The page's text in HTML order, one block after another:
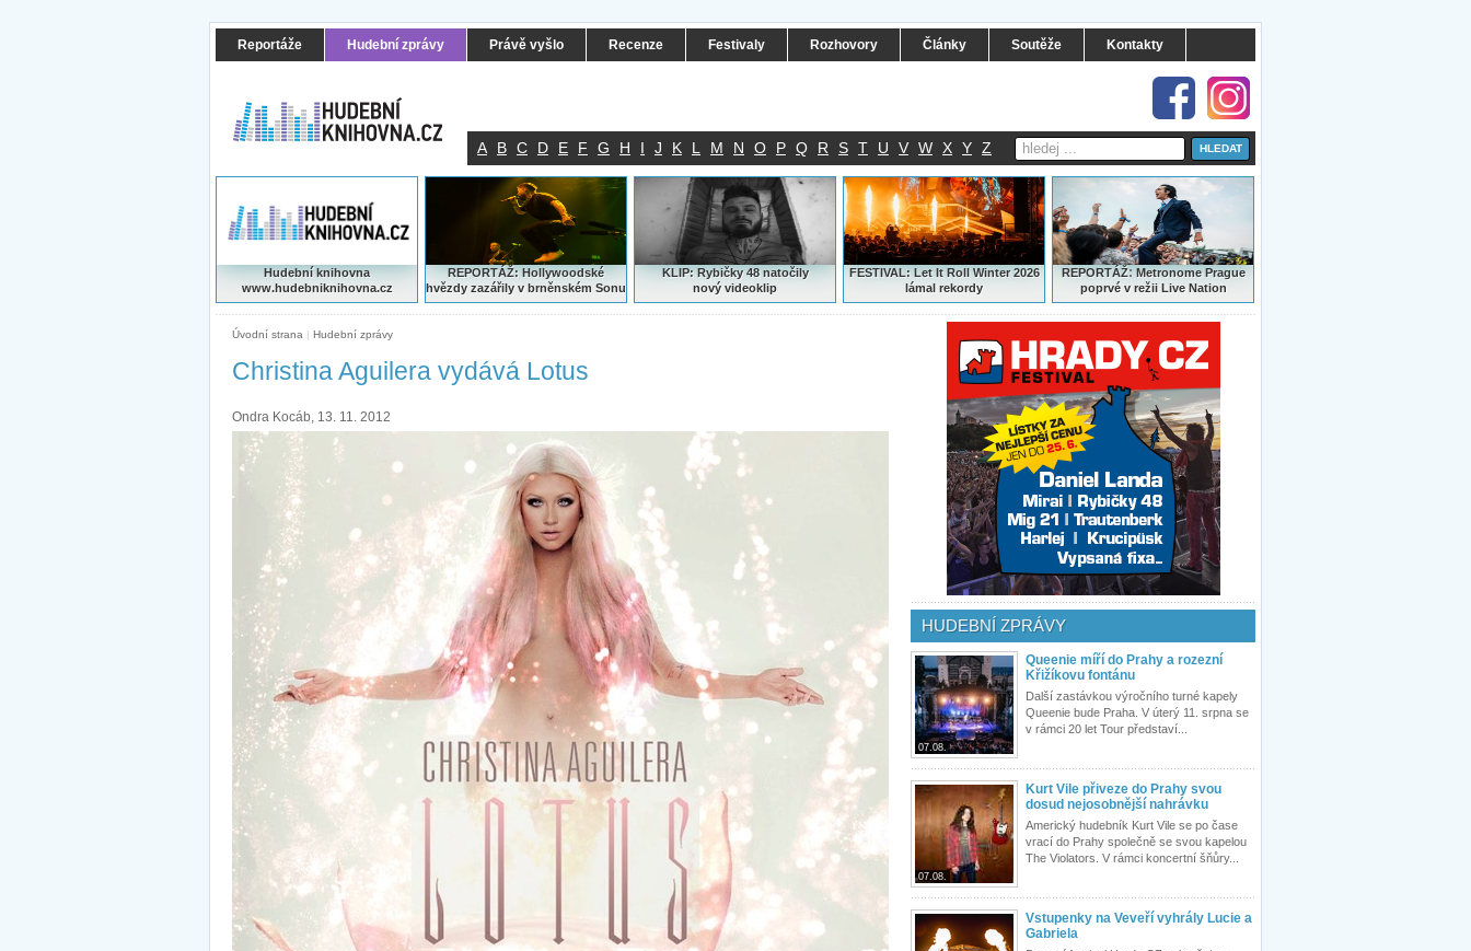
Reportáže Hudební zprávy Právě vyšlo Recenze Festivaly Rozhovory Články Soutěže Kontakty
A B C D E F G H I J K L M N O P Q R S T U V W X Y Z
Hudební knihovna
www.hudebniknihovna.cz
REPORTÁŽ: Hollywoodské
hvězdy zazářily v brněnském Sonu
KLIP: Rybičky 48 natočily
nový videoklip
FESTIVAL: Let It Roll Winter 2026
lámal rekordy
REPORTÁŽ:Metronome Prague
poprvé v režii Live Nation
Úvodní strana | Hudební zprávy
Christina Aguilera vydává Lotus
Ondra Kocáb, 13. 11. 2012
HUDEBNÍ ZPRÁVY
07.08.
Queenie míří do Prahy a rozezní
Křižíkovu fontánu
Další zastávkou výročního turné kapely
Queenie bude Praha. V úterý 11. srpna se
v rámci 20 let Tour představí...
07.08.
Kurt Vile přiveze do Prahy svou
dosud nejosobnější nahrávku
Americký hudebník Kurt Vile se po čase
vrací do Prahy společně se svou kapelou
The Violators. V rámci koncertní šňůry...
Vstupenky na Veveří vyhrály Lucie a
Gabriela